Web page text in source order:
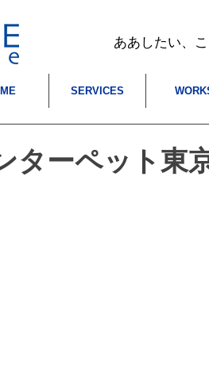
ああしたい、
SERVICES
ターペット東